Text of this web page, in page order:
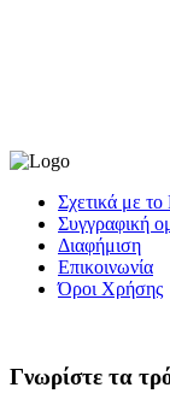
Σχετικά με
Συγγραφική
Διαφήμιση
Επικοινωνία
Όροι Χρήσης
Γνωρίστε τα